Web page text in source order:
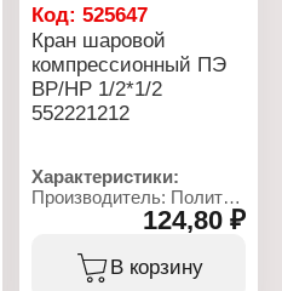
Код:525647
Кран шаровой
компрессионный ПЭ
ВР/НР 1/2*1/2
552221212
Характеристики:
Производитель: Политек
Линейка: ТПК-АКВА
Артикул: 552221212
Тип товара: Кран
Тип: компрессионный
124,80 ₽
В корзину